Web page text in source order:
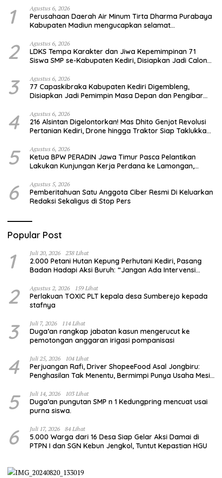
1 Agustus 6, 2026
Perusahaan Daerah Air Minum Tirta Dharma Purabaya
Kabupaten Madiun mengucapkan selamat
2 Agustus 6, 2026
LDKS Tempa Karakter dan Jiwa Kepemimpinan 71
Siswa SMP se-Kabupaten Kediri, Disiapkan Jadi Calon
3 Agustus 6, 2026
77 Capaskibraka Kabupaten Kediri Digembleng,
Disiapkan Jadi Pemimpin Masa Depan dan Pengibar
4 Agustus 6, 2026
216 Alsintan Digelontorkan! Mas Dhito Genjot Revolusi
Pertanian Kediri, Drone hingga Traktor Siap Taklukkan
5 Agustus 6, 2026
Ketua BPW PERADIN Jawa Timur Pasca Pelantikan
Lakukan Kunjungan Kerja Perdana ke Lamongan,
6 Agustus 5, 2026
Pemberitahuan Satu Anggota Ciber Resmi Di Keluarkan
Redaksi Sekaligus di Stop Pers
Popular Post
1 Juli 20, 2026 238 Lihat
2.000 Petani Hutan Kepung Perhutani Kediri, Pasang
Badan Hadapi Aksi Buruh: “Jangan Ada Intervensi
2 Agustus 2, 2026 159 Lihat
Perlakuan TOXIC PLT kepala desa Sumberejo kepada
stafnya
3 Juli 7, 2026 114 Lihat
Duga’an rangkap jabatan kasun mengerucut ke
pemotongan anggaran irigasi pompanisasi
4 Juli 25, 2026 104 Lihat
Perjuangan Rafi, Driver ShopeeFood Asal Jongbiru:
Penghasilan Tak Menentu, Bermimpi Punya Usaha Mesin
5 Juli 14, 2026 103 Lihat
Duga’an pungutan SMP n 1 Kedungpring mencuat usai
purna siswa.
6 Juli 17, 2026 84 Lihat
5.000 Warga dari 16 Desa Siap Gelar Aksi Damai di
PTPN I dan SGN Kebun Jengkol, Tuntut Kepastian HGU